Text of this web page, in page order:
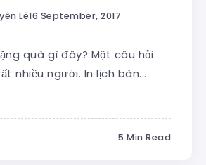
Lê16 September, 2017
quà gì đây? Một câu hỏi
nhiều người. In lịch bàn...
5 Min Read